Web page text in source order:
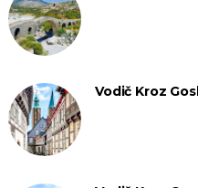
Vodič Kroz